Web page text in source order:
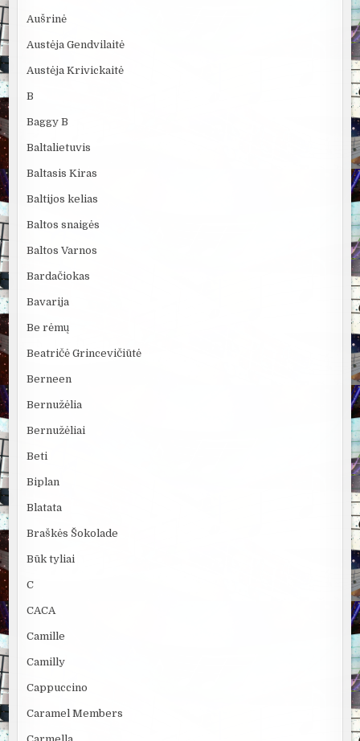
Aušrinė
Austėja Gendvilaitė
Austėja Krivickaitė
B
Baggy B
Baltalietuvis
Baltasis Kiras
Baltijos kelias
Baltos snaigės
Baltos Varnos
Bardačiokas
Bavarija
Be rėmų
Beatričė Grincevičiūtė
Berneen
Bernužėlia
Bernužėliai
Beti
Biplan
Blatata
Braškės Šokolade
Būk tyliai
C
CACA
Camille
Camilly
Cappuccino
Caramel Members